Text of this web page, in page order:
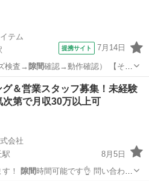
テム
提携サイト 7月14日
検査→ 隙間確認→動作確認） 【その
その他
＆営業スタッフ募集！未経験
第で月収30万以上可
会社
駅
8月5日
！
隙間 時間可能です👌 問い合わせ